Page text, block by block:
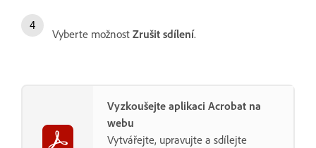
Vyberte možnost Zrušit sdílení.
Vyzkoušejte aplikaci Acrobat na
webu
Vytvářejte, upravujte a sdílejte